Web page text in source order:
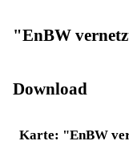
"EnBW
Download
Karte: "EnBW